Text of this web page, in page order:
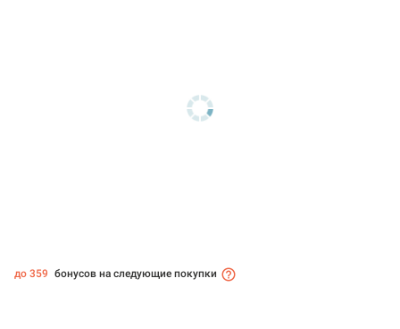
до 359 бонусов на следующие покупки